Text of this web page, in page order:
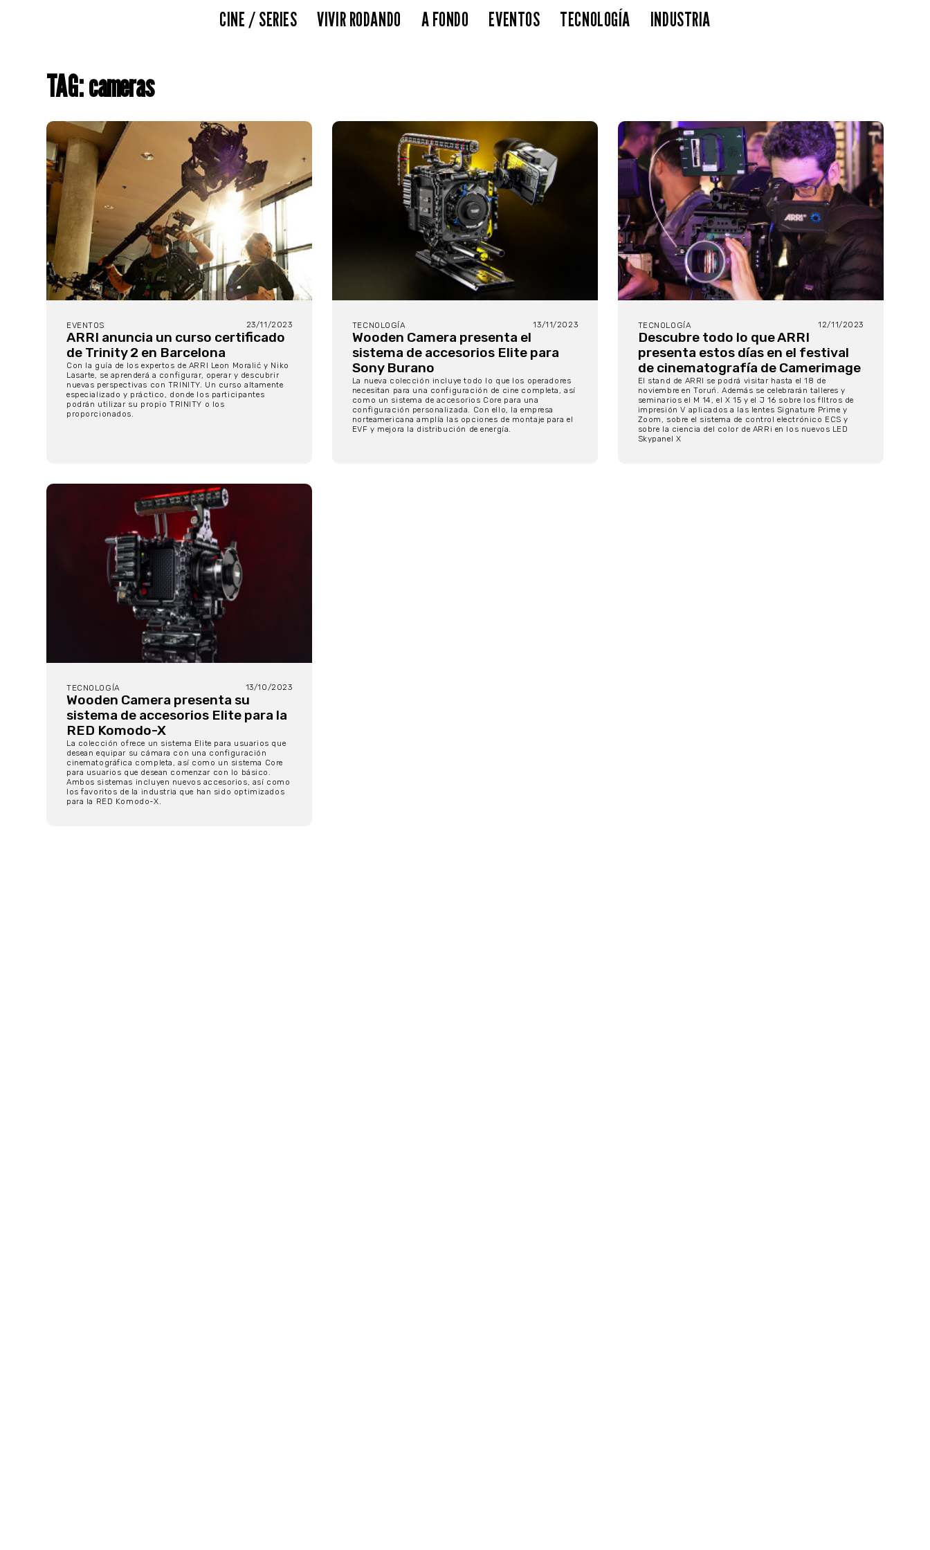
CINE / SERIES VIVIR RODANDO A FONDO EVENTOS TECNOLOGÍA INDUSTRIA
TAG: cameras
EVENTOS 23/11/2023
ARRI anuncia un curso certificado
de Trinity 2 en Barcelona
Con la guía de los expertos de ARRI Leon Moralić y Niko
Lasarte, se aprenderá a configurar, operar y descubrir
nuevas perspectivas con TRINITY. Un curso altamente
especializado y práctico, donde los participantes
podrán utilizar su propio TRINITY o los
proporcionados.
TECNOLOGÍA 13/11/2023
Wooden Camera presenta el
sistema de accesorios Elite para
Sony Burano
La nueva colección incluye todo lo que los operadores
necesitan para una configuración de cine completa, así
como un sistema de accesorios Core para una
configuración personalizada. Con ello, la empresa
norteamericana amplía las opciones de montaje para el
EVF y mejora la distribución de energía.
TECNOLOGÍA 12/11/2023
Descubre todo lo que ARRI
presenta estos días en el festival
de cinematografía de Camerimage
El stand de ARRI se podrá visitar hasta el 18 de
noviembre en Toruń. Además se celebrarán talleres y
seminarios el M 14, el X 15 y el J 16 sobre los flltros de
impresión V aplicados a las lentes Signature Prime y
Zoom, sobre el sistema de control electrónico ECS y
sobre la ciencia del color de ARRi en los nuevos LED
Skypanel X
TECNOLOGÍA 13/10/2023
Wooden Camera presenta su
sistema de accesorios Elite para la
RED Komodo-X
La colección ofrece un sistema Elite para usuarios que
desean equipar su cámara con una configuración
cinematográfica completa, así como un sistema Core
para usuarios que desean comenzar con lo básico.
Ambos sistemas incluyen nuevos accesorios, así como
los favoritos de la industria que han sido optimizados
para la RED Komodo-X.